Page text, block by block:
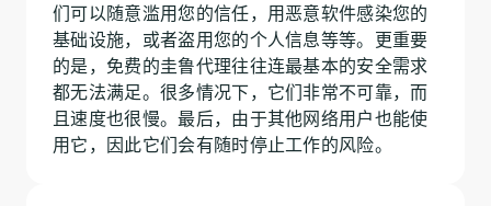
们可以随意滥用您的信任，用恶意软件感染您的
基础设施，或者盗用您的个人信息等等。更重要
的是，免费的圭鲁代理往往连最基本的安全需求
都无法满足。很多情况下，它们非常不可靠，而
且速度也很慢。最后，由于其他网络用户也能使
用它，因此它们会有随时停止工作的风险。